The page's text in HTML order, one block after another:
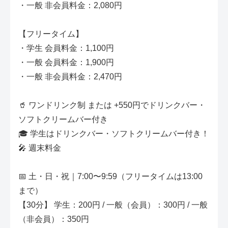
・一般 非会員料金：2,080円
【フリータイム】
・学生 会員料金：1,100円
・一般 会員料金：1,900円
・一般 非会員料金：2,470円
🥤 ワンドリンク制 または +550円でドリンクバー・
ソフトクリームバー付き
🎓 学生はドリンクバー・ソフトクリームバー付き！
🎤 週末料金
📅 土・日・祝｜7:00〜9:59（フリータイムは13:00
まで）
【30分】 学生：200円 / 一般（会員）：300円 / 一般
（非会員）：350円